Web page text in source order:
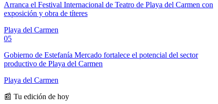
Arranca el Festival Internacional de Teatro de Playa del Carmen con
exposición y obra de títeres
Playa del Carmen
05
Gobierno de Estefanía Mercado fortalece el potencial del sector
productivo de Playa del Carmen
Playa del Carmen
📰 Tu edición de hoy